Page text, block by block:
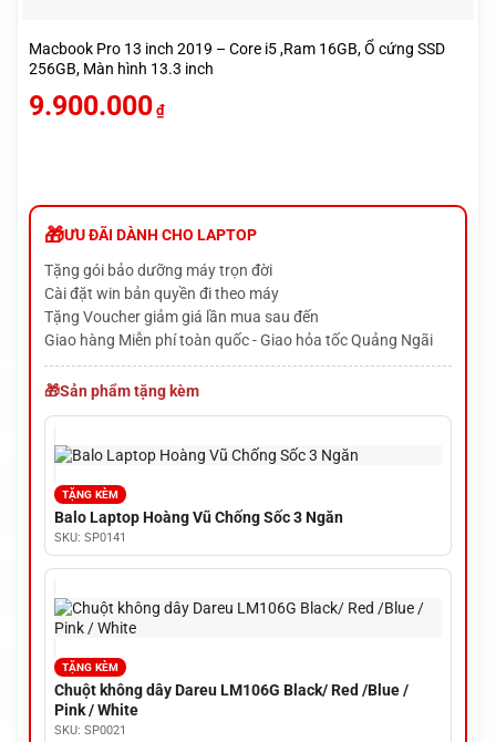
Macbook Pro 13 inch 2019 – Core i5 ,Ram 16GB, Ổ cứng SSD
256GB, Màn hình 13.3 inch
9.900.000 ₫
ƯU ĐÃI DÀNH CHO LAPTOP
Tặng gói bảo dưỡng máy trọn đời
Cài đặt win bản quyền đi theo máy
Tặng Voucher giảm giá lần mua sau đến
Giao hàng Miễn phí toàn quốc - Giao hỏa tốc Quảng Ngãi
Sản phẩm tặng kèm
TẶNG KÈM
Balo Laptop Hoàng Vũ Chống Sốc 3 Ngăn
SKU: SP0141
TẶNG KÈM
Chuột không dây Dareu LM106G Black/ Red /Blue /
Pink / White
SKU: SP0021